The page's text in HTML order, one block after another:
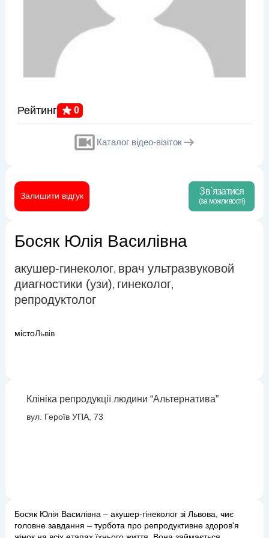
Рейтинг 0
Каталог відео-візіток
Залишити відгук Зв`язатися
(за можливості)
Босяк Юлія Василівна
акушер-гинеколог, врач ультразвуковой
диагностики (узи), гинеколог,
репродуктолог
містоЛьвів
Клініка репродукції людини “Альтернатива”
вул. Героїв УПА, 73
Босяк Юлія Василівна – акушер-гінеколог зі Львова, чиє
головне завдання – турбота про репродуктивне здоров'я